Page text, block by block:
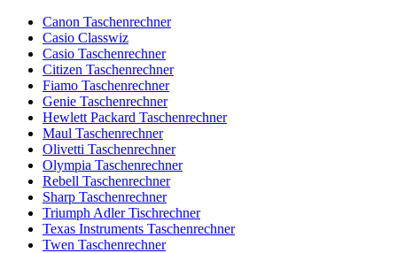
Canon Taschenrechner
Casio Classwiz
Casio Taschenrechner
Citizen Taschenrechner
Fiamo Taschenrechner
Genie Taschenrechner
Hewlett Packard Taschenrechner
Maul Taschenrechner
Olivetti Taschenrechner
Olympia Taschenrechner
Rebell Taschenrechner
Sharp Taschenrechner
Triumph Adler Tischrechner
Texas Instruments Taschenrechner
Twen Taschenrechner